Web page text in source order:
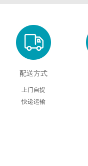
配送方式
上门自提
快递运输